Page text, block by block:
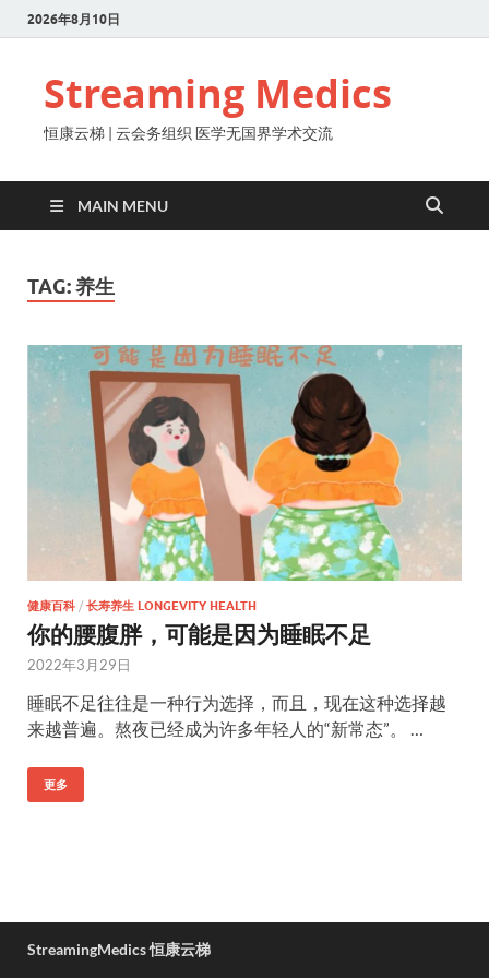
2026年8月10日
Streaming Medics
恒康云梯 | 云会务组织 医学无国界学术交流
MAIN MENU
TAG:养生
健康百科 / 长寿养生 LONGEVITY HEALTH
你的腰腹胖，可能是因为睡眠不足
2022年3月29日
睡眠不足往往是一种行为选择，而且，现在这种选择越
来越普遍。熬夜已经成为许多年轻人的“新常态”。 …
更多
StreamingMedics 恒康云梯